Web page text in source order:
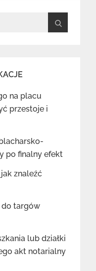
na placu
przestoje i
po finalny efekt
znaleźć
do targów
lub działki
akt notarialny